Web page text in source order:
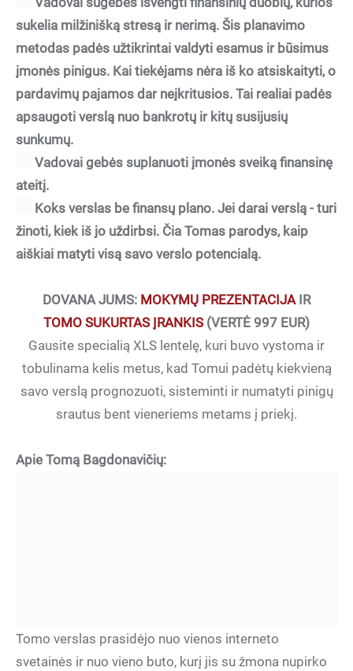
sukelia milžinišką stresą ir nerimą. Šis planavimo
metodas padės užtikrintai valdyti esamus ir būsimus
įmonės pinigus. Kai tiekėjams nėra iš ko atsiskaityti, o
pardavimų pajamos dar neįkritusios. Tai realiai padės
apsaugoti verslą nuo bankrotų ir kitų susijusių
sunkumų.
Vadovai gebės suplanuoti įmonės sveiką finansinę
ateitį.
Koks verslas be finansų plano. Jei darai verslą - turi
žinoti, kiek iš jo uždirbsi. Čia Tomas parodys, kaip
aiškiai matyti visą savo verslo potencialą.
DOVANA JUMS: MOKYMŲ PREZENTACIJAIR
TOMO SUKURTAS ĮRANKIS(VERTĖ 997 EUR)
Gausite specialią XLS lentelę, kuri buvo vystoma ir
tobulinama kelis metus, kad Tomui padėtų kiekvieną
savo verslą prognozuoti, sisteminti ir numatyti pinigų
srautus bent vieneriems metams į priekį.
Apie Tomą Bagdonavičių:
Tomo verslas prasidėjo nuo vienos interneto
svetainės ir nuo vieno buto, kurį jis su žmona nupirko